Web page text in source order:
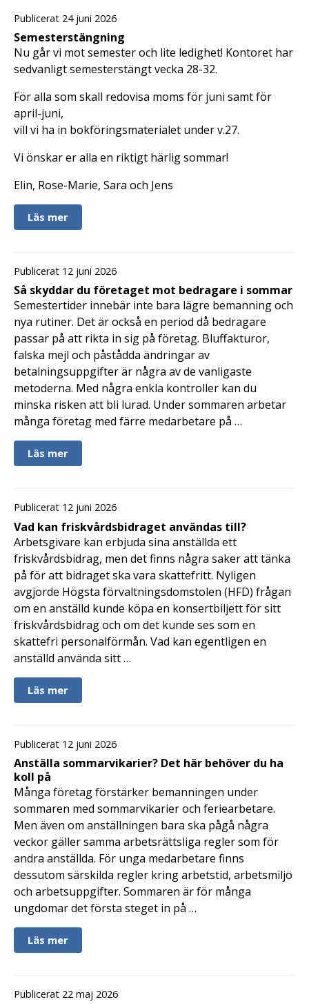
Publicerat 24 juni 2026
Semesterstängning
Nu går vi mot semester och lite ledighet! Kontoret har
sedvanligt semesterstängt vecka 28-32.
För alla som skall redovisa moms för juni samt för
april-juni,
vill vi ha in bokföringsmaterialet under v.27.
Vi önskar er alla en riktigt härlig sommar!
Elin, Rose-Marie, Sara och Jens
Läs mer
Publicerat 12 juni 2026
Så skyddar du företaget mot bedragare i sommar
Semestertider innebär inte bara lägre bemanning och
nya rutiner. Det är också en period då bedragare
passar på att rikta in sig på företag. Bluffakturor,
falska mejl och påstådda ändringar av
betalningsuppgifter är några av de vanligaste
metoderna. Med några enkla kontroller kan du
minska risken att bli lurad. Under sommaren arbetar
många företag med färre medarbetare på …
Läs mer
Publicerat 12 juni 2026
Vad kan friskvårdsbidraget användas till?
Arbetsgivare kan erbjuda sina anställda ett
friskvårdsbidrag, men det finns några saker att tänka
på för att bidraget ska vara skattefritt. Nyligen
avgjorde Högsta förvaltningsdomstolen (HFD) frågan
om en anställd kunde köpa en konsertbiljett för sitt
friskvårdsbidrag och om det kunde ses som en
skattefri personalförmån. Vad kan egentligen en
anställd använda sitt …
Läs mer
Publicerat 12 juni 2026
Anställa sommarvikarier? Det här behöver du ha
koll på
Många företag förstärker bemanningen under
sommaren med sommarvikarier och feriearbetare.
Men även om anställningen bara ska pågå några
veckor gäller samma arbetsrättsliga regler som för
andra anställda. För unga medarbetare finns
dessutom särskilda regler kring arbetstid, arbetsmiljö
och arbetsuppgifter. Sommaren är för många
ungdomar det första steget in på …
Läs mer
Publicerat 22 maj 2026